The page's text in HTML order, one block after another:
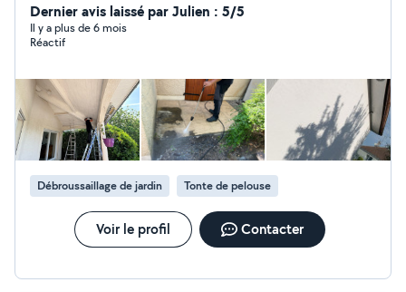
Ravalement de façade Remise en peinture ou en Lazure
des volets Diagnostic de votre toiture gratuit Devis et
déplacement gratuit Pour cela, n'hésitez pas à me
Dernier avis laissé par Julien : 5/5
Il y a plus de 6 mois
Réactif
Débroussaillage de jardin Tonte de pelouse
Voir le profil Contacter